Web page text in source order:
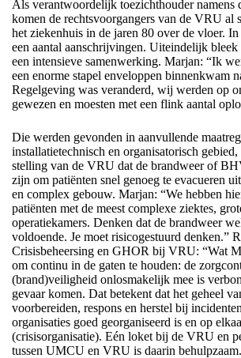
Als verantwoordelijk toezichthouder namens
komen de rechtsvoorgangers van de VRU al
het ziekenhuis in de jaren 80 over de vloer.
een aantal aanschrijvingen. Uiteindelijk bleek
een intensieve samenwerking. Marjan: “Ik
een enorme stapel enveloppen binnenkwam
Regelgeving was veranderd, wij werden op
gewezen en moesten met een flink aantal
Die werden gevonden in aanvullende
installatietechnisch en organisatorisch
stelling van de VRU dat de brandweer of
zijn om patiënten snel genoeg te evacueren
en complex gebouw. Marjan: “We hebben
patiënten met de meest complexe ziektes,
operatiekamers. Denken dat de brandweer
voldoende. Je moet risicogestuurd denken.”
Crisisbeheersing en GHOR bij VRU: “Wat
om continu in de gaten te houden: de
(brand)veiligheid onlosmakelijk mee is
gevaar komen. Dat betekent dat het geheel
voorbereiden, respons en herstel bij
organisaties goed georganiseerd is en op
(crisisorganisatie). Eén loket bij de VRU en
tussen UMCU en VRU is daarin